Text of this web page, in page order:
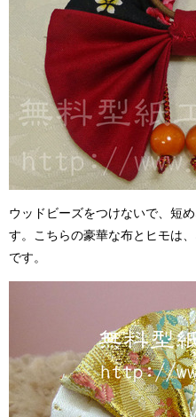
ウッドビーズをつけないで、短
す。こちらの豪華な布とヒモは
です。